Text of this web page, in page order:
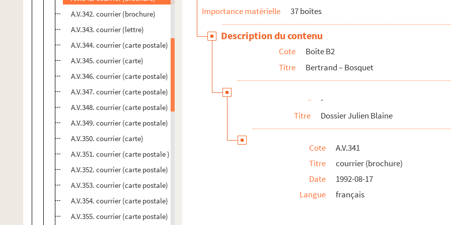
A.V.342. courrier (brochure)
A.V.343. courrier (lettre)
A.V.344. courrier (carte postale)
A.V.345. courrier (carte)
A.V.346. courrier (carte postale)
A.V.347. courrier (carte postale)
A.V.348. courrier (carte postale)
A.V.349. courrier (carte postale)
A.V.350. courrier (carte)
A.V.351. courrier (carte postale )
A.V.352. courrier (carte postale)
A.V.353. courrier (carte postale)
A.V.354. courrier (carte postale)
A.V.355. courrier (carte postale)
Importance matérielle
37 boîtes
Description du contenu
Cote
Boîte B2
Titre
Bertrand – Bosquet
-
-
Titre
Dossier Julien Blaine
Cote
A.V.341
Titre
courrier (brochure)
Date
1992-08-17
Langue
français